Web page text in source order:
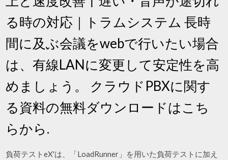
る時の対応｜トラムシステム 長時
間に及ぶ会議をwebで行いたい場合
は、有線LANに変更して安定性を高
めましょう。 クラウドPBXに関す
る資料の無料ダウンロードはこち
らから.
負荷テストeX'は、「LoadRunner」を用いた負荷テストに加え